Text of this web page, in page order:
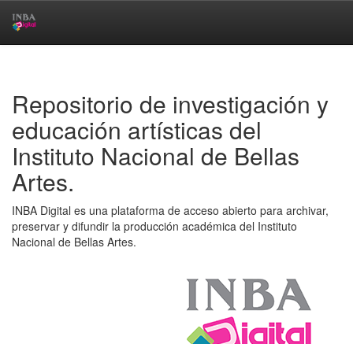
Repositorio de investigación y
educación artísticas del
Instituto Nacional de Bellas
Artes.
INBA Digital es una plataforma de acceso abierto para archivar,
preservar y difundir la producción académica del Instituto
Nacional de Bellas Artes.